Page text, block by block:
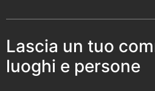
Lascia un tuo
luoghi e persone